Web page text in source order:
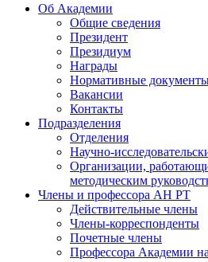
Об Академии
Общие сведения
Президент
Президиум
Награды
Нормативные
Вакансии
Контакты
Подразделения
Отделения
Научно-
Организации,
методическим
Члены и профессора АН РТ
Действительные члены
Члены-корреспонденты
Почетные члены
Профессора Академии